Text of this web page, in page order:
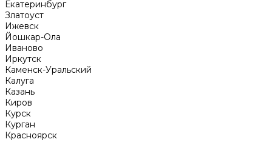
Екатеринбург
Златоуст
Ижевск
Йошкар-Ола
Иваново
Иркутск
Каменск-Уральский
Калуга
Казань
Киров
Курск
Курган
Красноярск